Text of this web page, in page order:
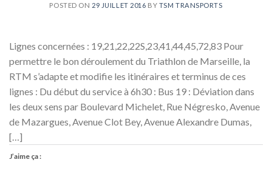
POSTED ON 29 JUILLET 2016 BY TSM TRANSPORTS
Lignes concernées : 19,21,22,22S,23,41,44,45,72,83 Pour
permettre le bon déroulement du Triathlon de Marseille, la
RTM s’adapte et modifie les itinéraires et terminus de ces
lignes : Du début du service à 6h30 : Bus 19 : Déviation dans
les deux sens par Boulevard Michelet, Rue Négresko, Avenue
de Mazargues, Avenue Clot Bey, Avenue Alexandre Dumas,
[…]
J’aime ça :